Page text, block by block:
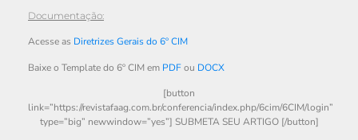
Documentação:
Acesse as Diretrizes Gerais do 6º CIM
Baixe o Template do 6º CIM em PDFou DOCX
[button
link=”https://revistafaag.com.br/conferencia/index.php/6cim/6CIM/login”
type=”big” newwindow=”yes”] SUBMETA SEU ARTIGO [/button]